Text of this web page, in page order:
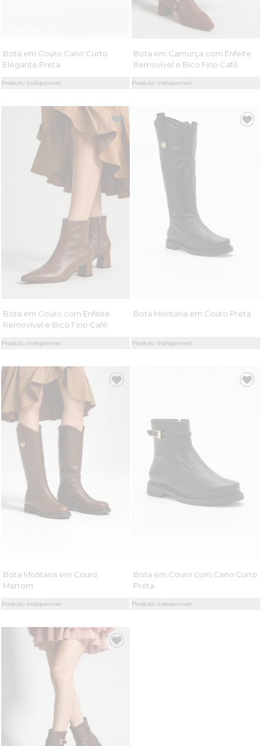
Bota em Couro Cano Curto
Elegante Preta
Produto Indisponível
Bota em Camurça com Enfeite
Removível e Bico Fino Café
Produto Indisponível
Bota em Couro com Enfeite
Removível e Bico Fino Café
Produto Indisponível
Bota Montaria em Couro Preta
Produto Indisponível
Bota Montaria em Couro
Marrom
Produto Indisponível
Bota em Couro com Cano Curto
Preta
Produto Indisponível